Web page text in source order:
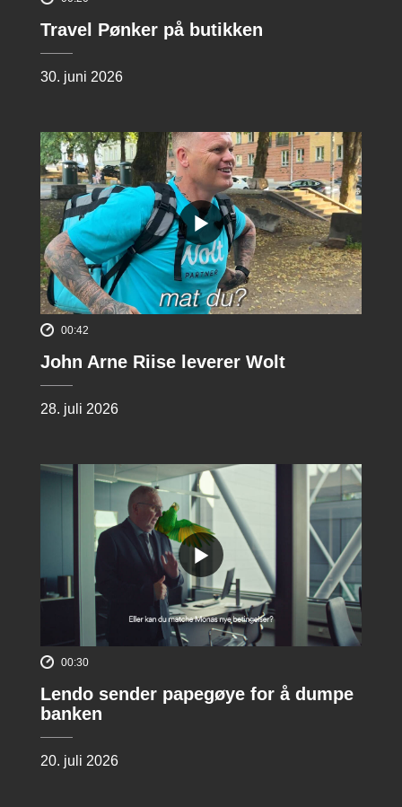
Travel Pønker på butikken
30. juni 2026
00:42
John Arne Riise leverer Wolt
28. juli 2026
00:30
Lendo sender papegøye for å dumpe
banken
20. juli 2026